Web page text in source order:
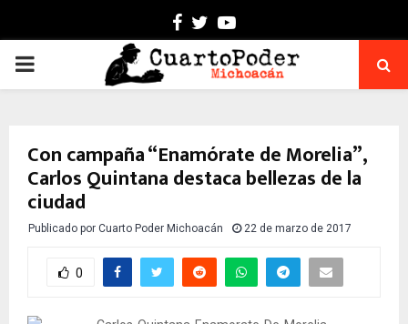
Facebook
TwitterYoutube
PRIMARY
Con campaña “Enamórate de Morelia”,
Carlos Quintana destaca bellezas de la
ciudad
Publicado por Cuarto Poder Michoacán 22 de marzo de 2017
0